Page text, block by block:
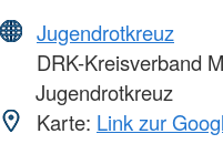
Jugendrotkreuz
DRK-Kreisverband
Jugendrotkreuz
Karte: Link zur